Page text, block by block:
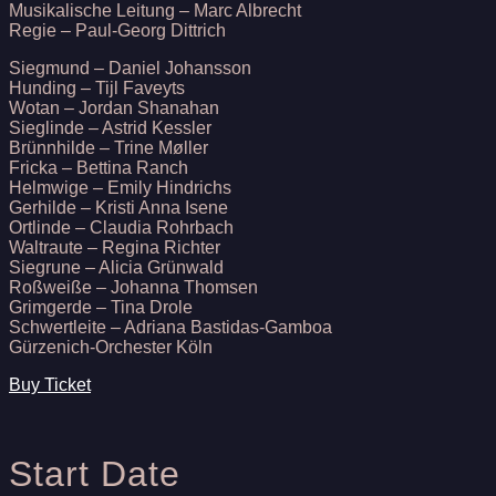
Musikalische Leitung – Marc Albrecht
Regie – Paul-Georg Dittrich
Siegmund – Daniel Johansson
Hunding – Tijl Faveyts
Wotan – Jordan Shanahan
Sieglinde – Astrid Kessler
Brünnhilde – Trine Møller
Fricka – Bettina Ranch
Helmwige – Emily Hindrichs
Gerhilde – Kristi Anna Isene
Ortlinde – Claudia Rohrbach
Waltraute – Regina Richter
Siegrune – Alicia Grünwald
Roßweiße – Johanna Thomsen
Grimgerde – Tina Drole
Schwertleite – Adriana Bastidas-Gamboa
Gürzenich-Orchester Köln
Buy Ticket
Start Date